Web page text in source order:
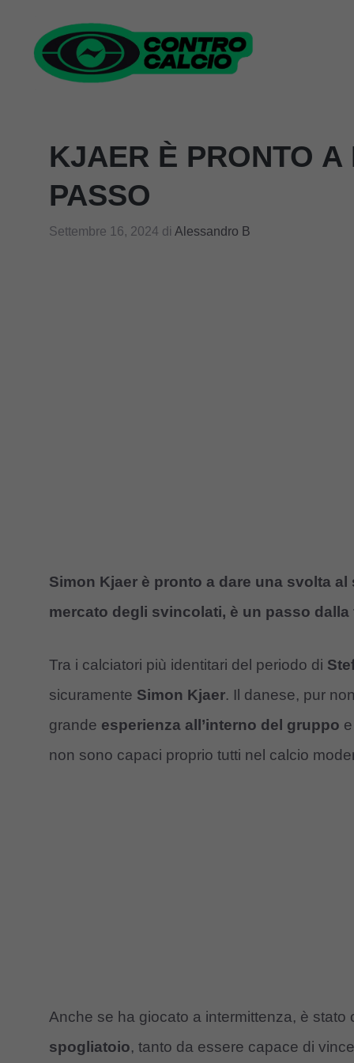
contenuto
KJAER È PRONTO
PASSO
Settembre 16, 2024 di Alessandro B
Simon Kjaer è pronto a dare una svolta
mercato degli svincolati, è un passo
Tra i calciatori più identitari del periodo di
sicuramente Simon Kjaer. Il danese, pur
grande esperienza all’interno del gruppo
non sono capaci proprio tutti nel calcio
Anche se ha giocato a intermittenza, è stato
spogliatoio, tanto da essere capace di